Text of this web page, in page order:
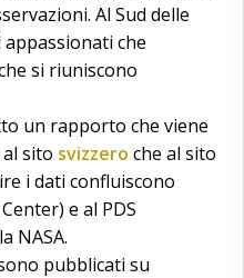
Al Sud delle
che
si riuniscono
un rapporto che viene
sito svizzero che al sito
i dati confluiscono
e al PDS
NASA.
pubblicati su